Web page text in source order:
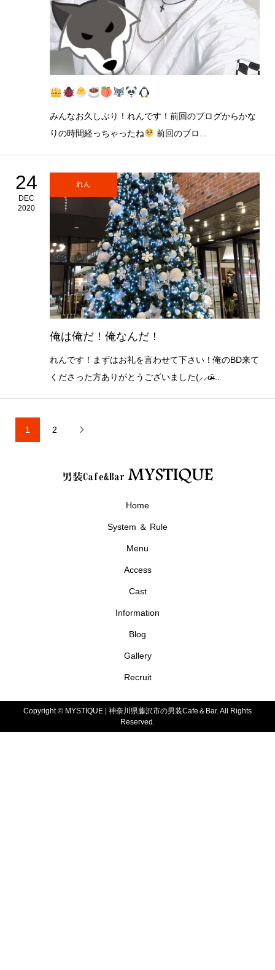
みんなお久しぶり！れんです！前回のブログからかな
りの時間経っちゃったね
前回のブロ...
24
DEC
2020
れん
俺は俺だ！俺なんだ！
れんです！まずはお礼を言わせて下さい！俺のBD来て
くださった方ありがとうございました(⸝⸝o̴̶̷᷄...
1 2 
Home
System ＆ Rule
Menu
Access
Cast
Information
Blog
Gallery
Recruit
Copyright © MYSTIQUE | 神奈川県藤沢市の男装Cafe＆Bar. All Rights
Reserved.